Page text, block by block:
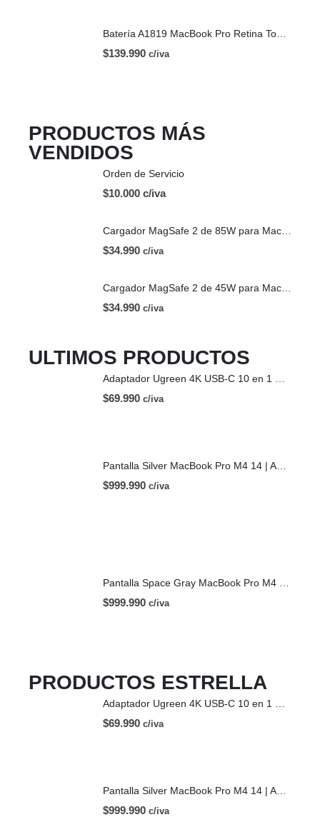
$139.990 c/iva
PRODUCTOS MÁS
VENDIDOS
Orden de Servicio
$10.000 c/iva
$34.990 c/iva
$34.990 c/iva
ULTIMOS PRODUCTOS
$69.990 c/iva
$999.990 c/iva
$999.990 c/iva
PRODUCTOS ESTRELLA
$69.990 c/iva
$999.990 c/iva